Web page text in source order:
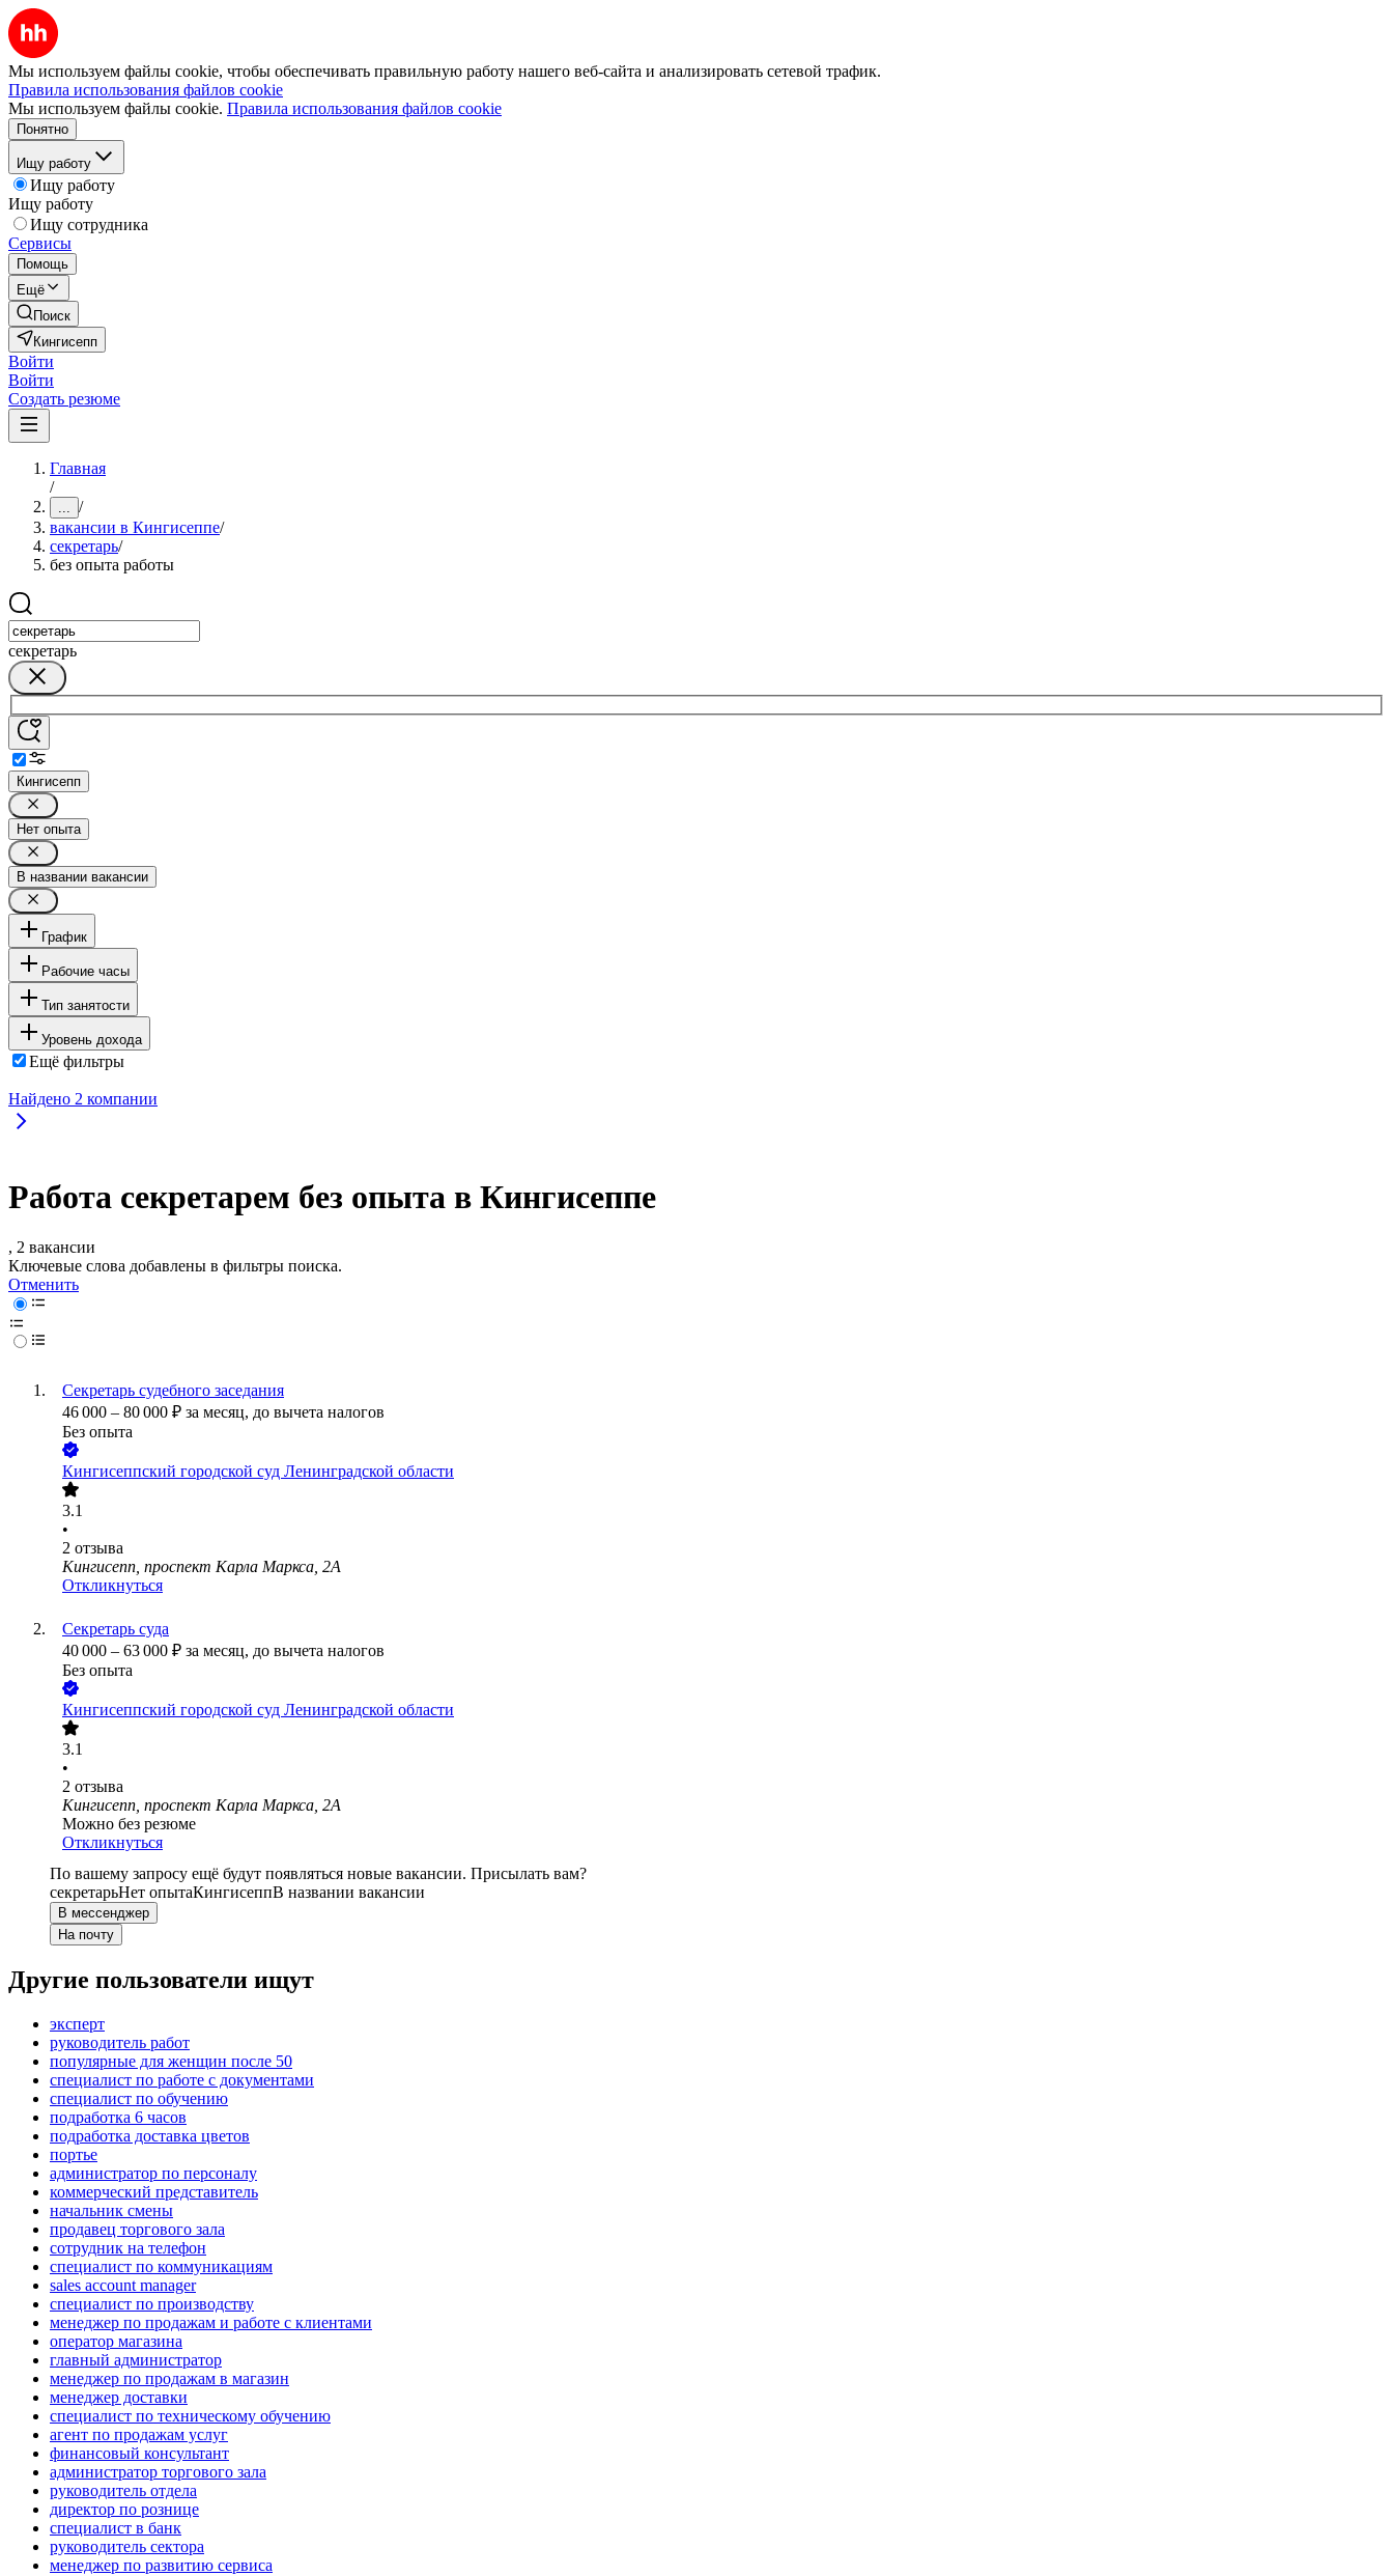
Мы используем файлы cookie, чтобы обеспечивать правильную работу нашего веб-сайта и анализировать сетевой трафик.
Правила использования файлов cookie
Мы используем файлы cookie. Правила использования файлов cookie
Понятно
Ищу работу
Ищу работу
Ищу работу
Ищу сотрудника
Сервисы
Помощь
Ещё
Поиск
Кингисепп
Войти
Войти
Создать резюме
Главная
/
... /
вакансии в Кингисеппе/
секретарь/
без опыта работы
секретарь
Кингисепп
Нет опыта
В названии вакансии
График
Рабочие часы
Тип занятости
Уровень дохода
Ещё фильтры
Найдено 2 компании
Работа секретарем без опыта в Кингисеппе
, 2 вакансии
Ключевые слова добавлены в фильтры поиска.
Отменить
Секретарь судебного заседания
46 000 – 80 000 ₽ за месяц, до вычета налогов
Без опыта
Кингисеппский городской суд Ленинградской области
3.1
•
2 отзыва
Кингисепп, проспект Карла Маркса, 2А
Откликнуться
Секретарь суда
40 000 – 63 000 ₽ за месяц, до вычета налогов
Без опыта
Кингисеппский городской суд Ленинградской области
3.1
•
2 отзыва
Кингисепп, проспект Карла Маркса, 2А
Можно без резюме
Откликнуться
По вашему запросу ещё будут появляться новые вакансии. Присылать вам?
секретарьНет опытаКингисеппВ названии вакансии
В мессенджер
На почту
Другие пользователи ищут
эксперт
руководитель работ
популярные для женщин после 50
специалист по работе с документами
специалист по обучению
подработка 6 часов
подработка доставка цветов
портье
администратор по персоналу
коммерческий представитель
начальник смены
продавец торгового зала
сотрудник на телефон
специалист по коммуникациям
sales account manager
специалист по производству
менеджер по продажам и работе с клиентами
оператор магазина
главный администратор
менеджер по продажам в магазин
менеджер доставки
специалист по техническому обучению
агент по продажам услуг
финансовый консультант
администратор торгового зала
руководитель отдела
директор по рознице
специалист в банк
руководитель сектора
менеджер по развитию сервиса